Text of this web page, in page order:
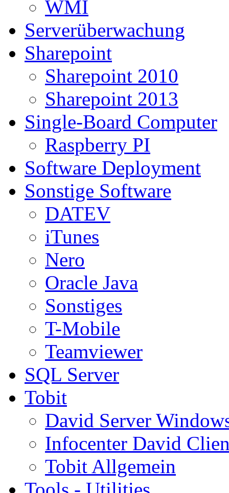
WMI
Serverüberwachung
Sharepoint
Sharepoint 2010
Sharepoint 2013
Single-Board Computer
Raspberry PI
Software Deployment
Sonstige Software
DATEV
iTunes
Nero
Oracle Java
Sonstiges
T-Mobile
Teamviewer
SQL Server
Tobit
David Server
Infocenter David
Tobit Allgemein